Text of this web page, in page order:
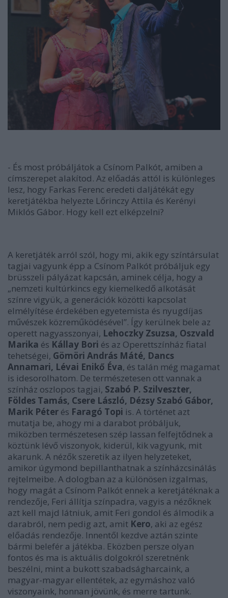
- És most próbáljátok a Csínom Palkót, amiben a
címszerepet alakítod. Az előadás attól is különleges
lesz, hogy Farkas Ferenc eredeti daljátékát egy
keretjátékba helyezte Lőrinczy Attila és Kerényi
Miklós Gábor. Hogy kell ezt elképzelni?
A keretjáték arról szól, hogy mi, akik egy színtársulat
tagjai vagyunk épp a Csínom Palkót próbáljuk egy
brüsszeli pályázat kapcsán, aminek célja, hogy a
„nemzeti kultúrkincs egy kiemelkedő alkotását
színre vigyük, a generációk közötti kapcsolat
elmélyítése érdekében egyetemista és nyugdíjas
művészek közreműködésével”. Így kerülnek bele az
operett nagyasszonyai, Lehoczky Zsuzsa, Oszvald
Marika és Kállay Bori és az Operettszínház fiatal
tehetségei, Gömöri András Máté, Dancs
Annamari, Lévai Enikő Éva, és talán még magamat
is idesorolhatom. De természetesen ott vannak a
színház oszlopos tagjai, Szabó P. Szilveszter,
Földes Tamás, Csere László, Dézsy Szabó Gábor,
Marik Péter és Faragó Topi is. A történet azt
mutatja be, ahogy mi a darabot próbáljuk,
miközben természetesen szép lassan felfejtődnek a
köztünk lévő viszonyok, kiderül, kik vagyunk, mit
akarunk. A nézők szeretik az ilyen helyzeteket,
amikor úgymond bepillanthatnak a színházcsinálás
rejtelmeibe. A dologban az a különösen izgalmas,
hogy magát a Csínom Palkót ennek a keretjátéknak a
rendezője, Feri állítja színpadra, vagyis a nézőknek
azt kell majd látniuk, amit Feri gondol és álmodik a
darabról, nem pedig azt, amit Kero, aki az egész
előadás rendezője. Innentől kezdve aztán szinte
bármi belefér a játékba. Eközben persze olyan
fontos és ma is aktuális dolgokról szeretnénk
beszélni, mint a bukott szabadságharcaink, a
magyar-magyar ellentétek, az egymáshoz való
viszonyaink, honnan jövünk, és merre tartunk.